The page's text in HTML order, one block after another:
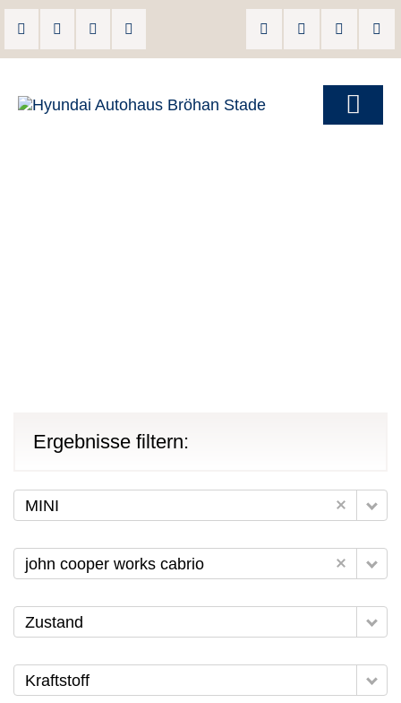
Ergebnisse filtern:
MINI
john cooper works cabrio
Zustand
Kraftstoff